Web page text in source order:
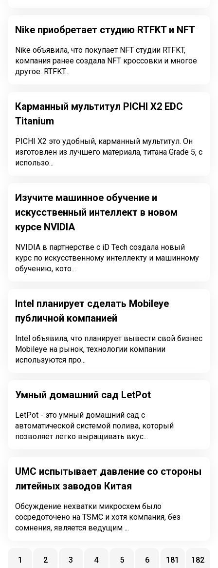
Nike приобретает студию RTFKT и NFT
Nike объявила, что покупает NFT студии RTFKT,
компания ранее создала NFT кроссовки и многое
другое. RTFKT...
Карманный мультитул PICHI X2 EDC
Titanium
PICHI X2 это удобный, карманный мультитул. Он
изготовлен из лучшего материала, титана Grade 5, с
использо...
Изучите машинное обучение и
искусственный интеллект в новом
курсе NVIDIA
NVIDIA в партнерстве с iD Tech создала новый
курс по искусственному интеллекту и машинному
обучению, кото...
Intel планирует сделать Mobileye
публичной компанией
Intel объявила, что планирует вывести свой бизнес
Mobileye на рынок, технологии компании
используются про...
Умный домашний сад LetPot
LetPot - это умный домашний сад с
автоматической системой полива, который
позволяет легко выращивать вкус...
UMC испытывает давление со стороны
литейных заводов Китая
Обсуждение нехватки микросхем было
сосредоточено на TSMC и хотя компания, без
сомнения, является ведущим ...
1 2 3 4 5 6 181 182